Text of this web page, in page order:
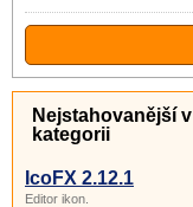
Nejstahovanější v
kategorii
IcoFX 2.12.1
Editor ikon.